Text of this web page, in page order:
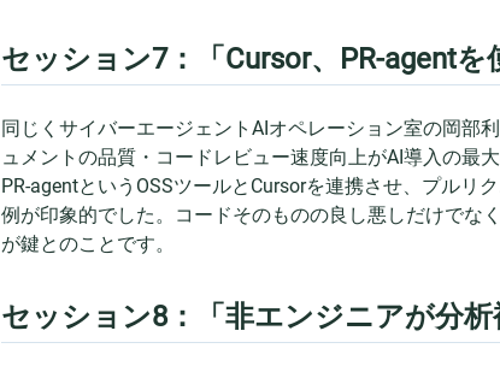
セッション7：「Cursor、PR-agentを
同じくサイバーエージェントAIオペレーション室の岡部
ュメントの品質・コードレビュー速度向上がAI導入の最
PR-agentというOSSツールとCursorを連携させ、プル
例が印象的でした。コードそのものの良し悪しだけでな
が鍵とのことです。
セッション8：「非エンジニアが分析